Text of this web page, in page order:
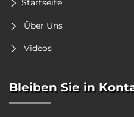
Startseite
Über Uns
Videos
Bleiben Sie in